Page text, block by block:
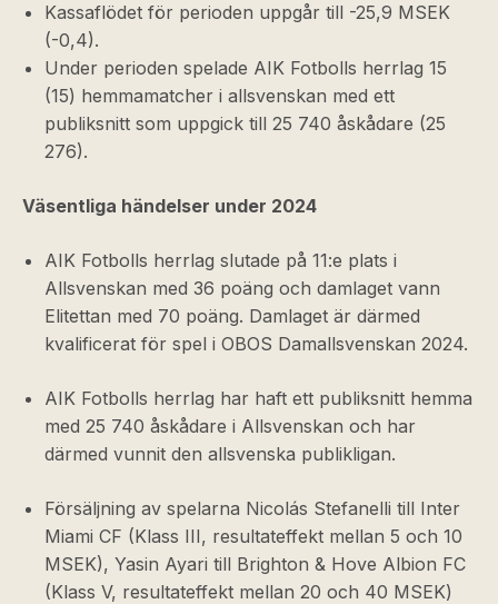
Kassaflödet för perioden uppgår till -25,9 MSEK
(-0,4).
Under perioden spelade AIK Fotbolls herrlag 15
(15) hemmamatcher i allsvenskan med ett
publiksnitt som uppgick till 25 740 åskådare (25
276).
Väsentliga händelser under 2024
AIK Fotbolls herrlag slutade på 11:e plats i
Allsvenskan med 36 poäng och damlaget vann
Elitettan med 70 poäng. Damlaget är därmed
kvalificerat för spel i OBOS Damallsvenskan 2024.
AIK Fotbolls herrlag har haft ett publiksnitt hemma
med 25 740 åskådare i Allsvenskan och har
därmed vunnit den allsvenska publikligan.
Försäljning av spelarna Nicolás Stefanelli till Inter
Miami CF (Klass III, resultateffekt mellan 5 och 10
MSEK), Yasin Ayari till Brighton & Hove Albion FC
(Klass V, resultateffekt mellan 20 och 40 MSEK)